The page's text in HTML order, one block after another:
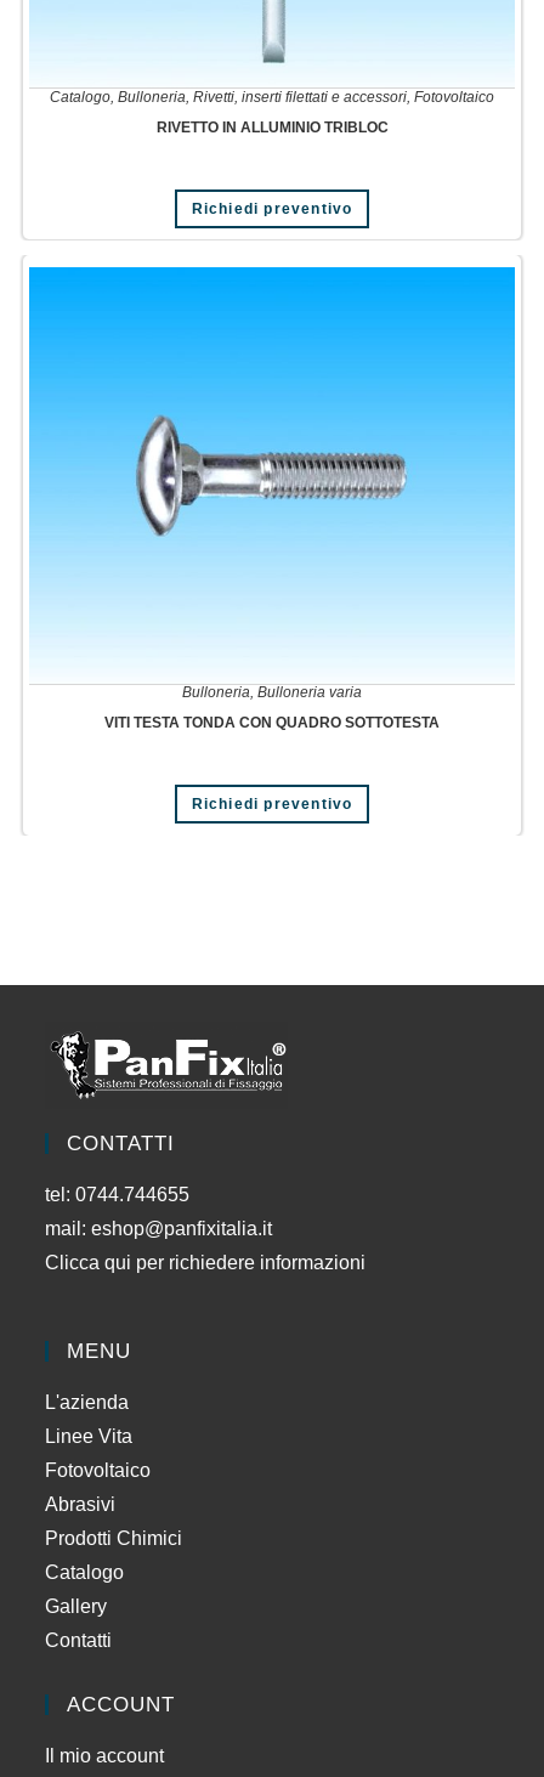
Catalogo Bulloneria Rivetti, inserti filettati e accessori Fotovoltaico
RIVETTO IN ALLUMINIO TRIBLOC
Richiedi preventivo
Bulloneria, Bulloneria varia
VITI TESTA TONDA CON QUADRO SOTTOTESTA
Richiedi preventivo
CONTATTI
tel: 0744.744655
mail:eshop@panfixitalia.it
Clicca qui per richiedere informazioni
MENU
L'azienda
Linee Vita
Fotovoltaico
Abrasivi
Prodotti Chimici
Catalogo
Gallery
Contatti
ACCOUNT
Il mio account